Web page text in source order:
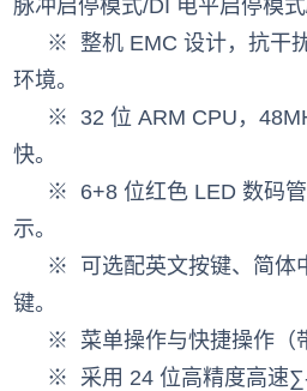
脉冲启停模式/DI 电平启停模
※ 整机 EMC 设计，抗干
环境。
※ 32 位 ARM CPU，
快。
※ 6+8 位红色 LED 数码
示。
※ 可选配英文按键、简体
键。
※ 菜单操作与快捷操作（
※ 采用 24 位高精度高速